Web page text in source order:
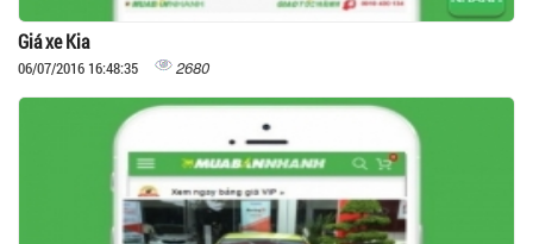
Giá xe Kia
06/07/2016 16:48:35 2680